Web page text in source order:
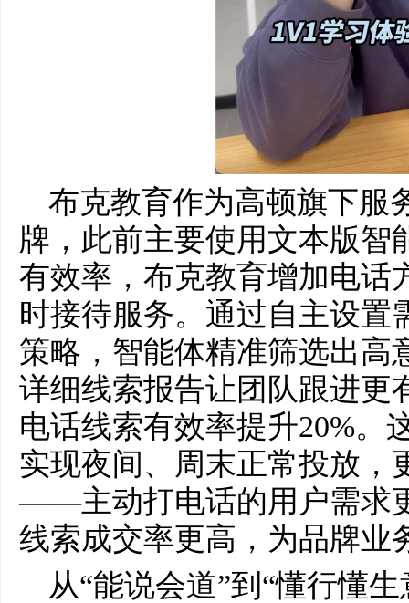
布克教育作为高顿旗下服
牌，此前主要使用文本版智
有效率，布克教育增加电话
时接待服务。通过自主设置
策略，智能体精准筛选出高
详细线索报告让团队跟进更
电话线索有效率提升20%。
实现夜间、周末正常投放，
——主动打电话的用户需求
线索成交率更高，为品牌业
从“能说会道”到“懂行懂